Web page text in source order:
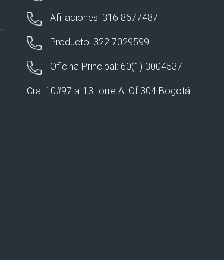
Afiliaciones: 316 8677487
Producto: 322 7029599
Oficina Principal: 60(1) 3004537
Cra. 10#97 a-13 torre A. Of 304 Bogotá